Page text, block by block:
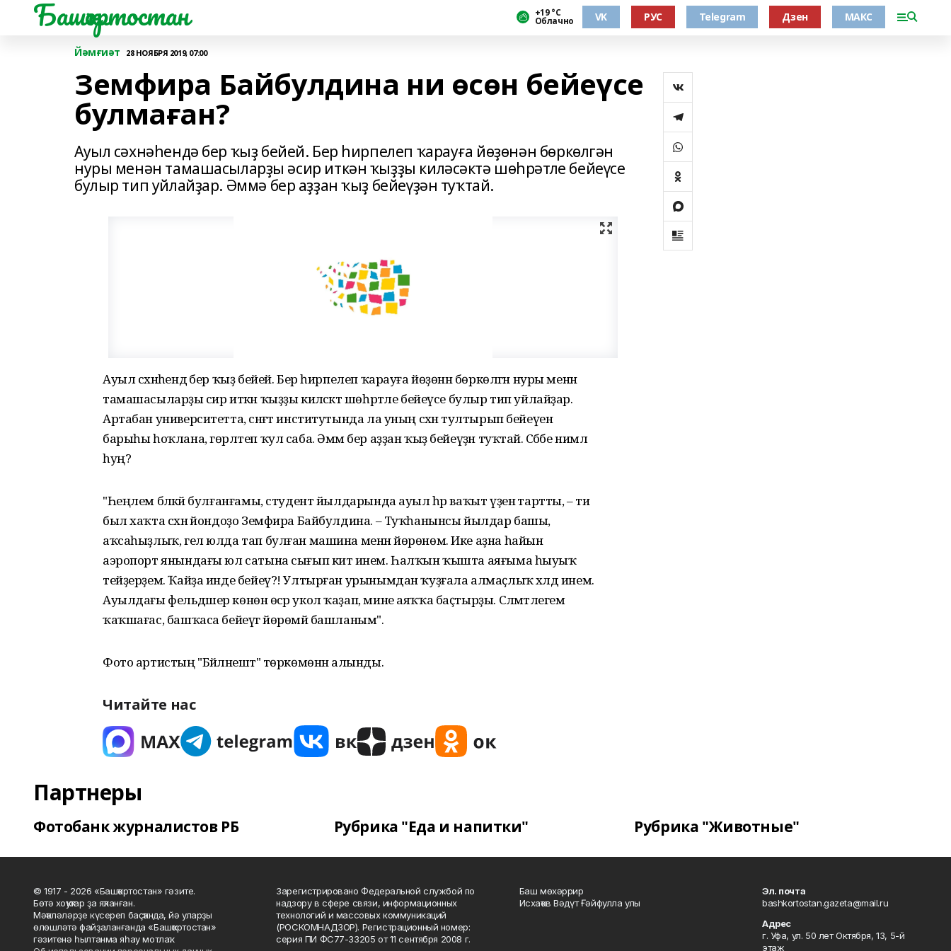
Башҡортостан +19 °С
Облачно VK РУС Telegram Дзен МАКС
Йәмғиәт 28 НОЯБРЯ 2019, 07:00
Земфира Байбулдина ни өсөн бейеүсе
булмаған?
Ауыл сәхнәһендә бер ҡыҙ бейей. Бер һирпелеп ҡарауға йөҙөнән бөркөлгән
нуры менән тамашасыларҙы әсир иткән ҡыҙҙы киләсәктә шөһрәтле бейеүсе
булыр тип уйлайҙар. Әммә бер аҙҙан ҡыҙ бейеүҙән туҡтай.
Ауыл сәхнәһендә бер ҡыҙ бейей. Бер һирпелеп ҡарауға йөҙөнән бөркөлгән нуры менән
тамашасыларҙы әсир иткән ҡыҙҙы киләсәктә шөһрәтле бейеүсе булыр тип уйлайҙар.
Артабан университетта, сәнғәт институтында ла уның сәхнә тултырып бейеүенә
барыһы һоҡлана, гөрләтеп ҡул саба. Әммә бер аҙҙан ҡыҙ бейеүҙән туҡтай. Сәбәбе нимәлә
һуң?
"Һеңлем бәләкәй булғанғамы, студент йылдарында ауыл һәр ваҡыт үҙенә тартты, – ти
был хаҡта сәхнә йондоҙо Земфира Байбулдина. – Туҡһанынсы йылдар башы,
аҡсаһыҙлыҡ, гел юлда тап булған машина менән йөрөнөм. Ике аҙна һайын
аэропорт янындағы юл сатына сығып китә инем. Һалҡын ҡышта аяғыма һыуыҡ
тейҙерҙем. Ҡайҙа инде бейеү?! Ултырған урынымдан ҡуҙғала алмаҫлыҡ хәлдә инем.
Ауылдағы фельдшер көнөнә өсәр укол ҡаҙап, мине аяҡҡа баҫтырҙы. Сәләмәтлегем
ҡаҡшағас, башҡаса бейеүгә йөрөмәй башланым".
Фото артистың "Бәйләнештә" төркөмөнән алынды.
Читайте нас
Партнеры
Фотобанк журналистов РБ Рубрика "Еда и напитки" Рубрика "Животные"
© 1917 - 2026 «Башҡортостан» гәзите.
Бөтә хоҡуҡтар ҙа яҡланған.
Мәҡәләләрҙе күсереп баҫҡанда, йә уларҙы
өлөшләтә файҙаланғанда «Башҡортостан»
гәзитенә һылтанма яһау мотлаҡ.
Зарегистрировано Федеральной службой по
надзору в сфере связи, информационных
технологий и массовых коммуникаций
(РОСКОМНАДЗОР). Регистрационный номер:
серия ПИ ФС77-33205 от 11 сентября 2008 г.
Баш мөхәррир
Исхаҡов Вәдүт Ғәйфулла улы
Эл. почта
bashkortostan.gazeta@mail.ru
Адрес
г. Уфа, ул. 50 лет Октября, 13, 5-й
этаж